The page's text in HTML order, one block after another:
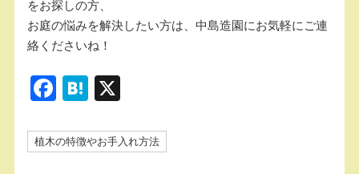
をお探しの方、
お庭の悩みを解決したい方は、中島造園にお気軽にご連
絡くださいね！
F
c
H
e
植木の特徴やお手入れ方法